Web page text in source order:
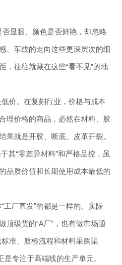
否显眼、颜色是否鲜艳，却忽略
、车线的走向这些更深层次的细
，往往就藏在这些“看不见”的地
价。在复刻行业，价格与成本
理价格的商品，必然在材料、胶
果就是开胶、断底、皮革开裂。
其“零差异材料”和严格品控，虽
品质价值和长期使用成本最低的
工厂直发”的都是一样的。实际
顶级货的“A厂”，也有做市场通
准、质检流程和材料采购渠
专注于高端线的生产单元。